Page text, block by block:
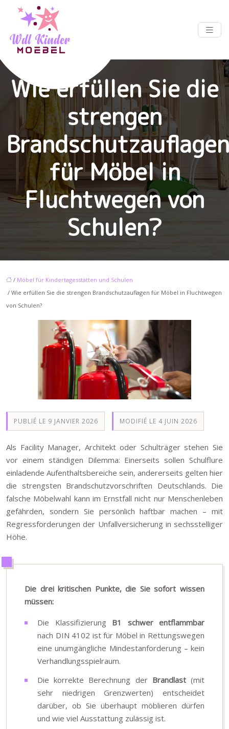
Wie erfüllen Sie die
strengen
Brandschutzauflagen
für Möbel in
Fluchtwegen von
Schulen?
/ Möbel für Kindertagesstätten und Schulen
/ Wie erfüllen Sie die strengen Brandschutzauflagen für Möbel in Fluchtwegen
von Schulen?
PUBLIÉ LE 9 JANVIER 2026 MODIFIÉ LE 4 JUIN 2026
Als Facility Manager, Architekt oder Schulträger stehen Sie
vor einem ständigen Dilemma: Einerseits sollen Schulflure
einladende Aufenthaltsbereiche sein, andererseits gelten hier
die strengsten Brandschutzvorschriften Deutschlands. Die
falsche Möbelwahl kann im Ernstfall nicht nur Menschenleben
gefährden, sondern Sie persönlich haftbar machen – mit
Regressforderungen der Unfallversicherung in sechsstelliger
Höhe.
Die drei kritischen Punkte, die Sie sofort wissen
müssen:
Die Klassifizierung B1 schwer entflammbar
nach DIN 4102 ist für Möbel in Rettungswegen
eine unumgängliche Mindestanforderung – kein
Verhandlungsspielraum.
Die korrekte Berechnung der Brandlast(mit
sehr niedrigen Grenzwerten) entscheidet
darüber, ob Sie überhaupt möblieren dürfen
und wie viel Ausstattung zulässig ist.